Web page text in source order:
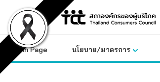
content
Main Page นโยบาย/มาตรการ